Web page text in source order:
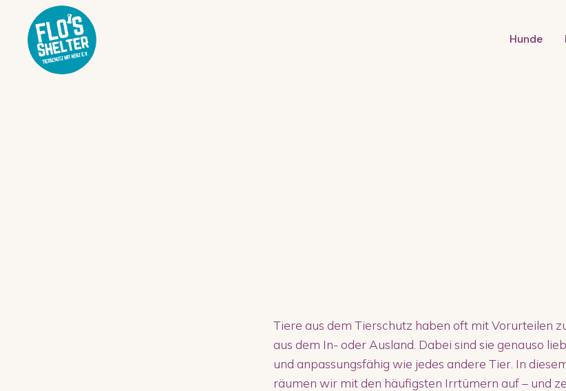
Hunde
Tiere aus dem Tierschutz haben oft mit Vorurteilen
aus dem In- oder Ausland. Dabei sind sie genauso
und anpassungsfähig wie jedes andere Tier. In
räumen wir mit den häufigsten Irrtümern auf – und